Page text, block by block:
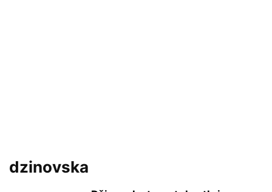
dzinovska